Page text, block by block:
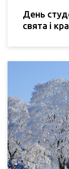
День
свята і